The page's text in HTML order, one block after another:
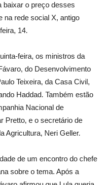
baixar o preço desses
na rede social X, antigo
14.
feira, os ministros da
do Desenvolvimento
Teixeira, da Casa Civil,
Haddad. Também estão
Nacional de
Pretto, e o secretário de
Agricultura, Neri Geller.
de um encontro do chefe
sobre o tema. Após a